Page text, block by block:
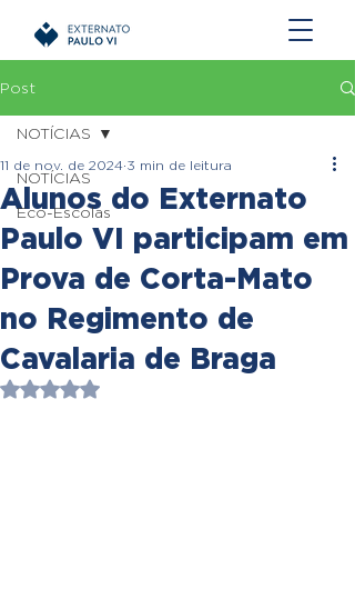
Post
NOTÍCIAS
Eco-Escolas
NOTÍCIAS
Alunos do Externato
Paulo VI participam em
Prova de Corta-Mato
no Regimento de
Cavalaria de Braga
11 de nov. de 2024 3 min de leitura
Avaliado com NaN de 5 estrelas.